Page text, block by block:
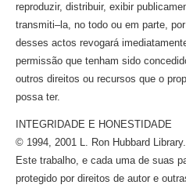
reproduzir, distribuir, exibir
transmiti–la, no todo ou em parte,
desses actos revogará
permissão que tenham sido
outros direitos ou recursos que o
possa ter.
INTEGRIDADE E HONESTIDADE
© 1994, 2001 L. Ron Hubbard
Este trabalho, e cada uma de suas
protegido por direitos de autor e